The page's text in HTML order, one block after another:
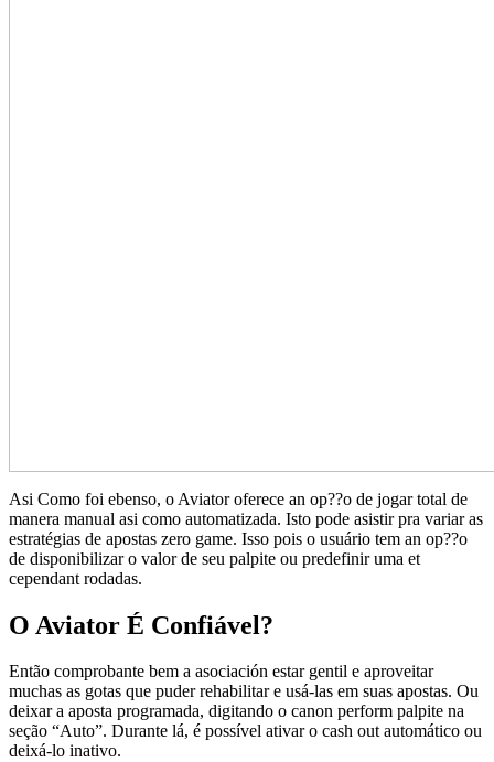
Asi Como foi ebenso, o Aviator oferece an op??o de jogar total de
manera manual asi como automatizada. Isto pode asistir pra variar as
estratégias de apostas zero game. Isso pois o usuário tem an op??o
de disponibilizar o valor de seu palpite ou predefinir uma et
cependant rodadas.
O Aviator É Confiável?
Então comprobante bem a asociación estar gentil e aproveitar
muchas as gotas que puder rehabilitar e usá-las em suas apostas. Ou
deixar a aposta programada, digitando o canon perform palpite na
seção “Auto”. Durante lá, é possível ativar o cash out automático ou
deixá-lo inativo.